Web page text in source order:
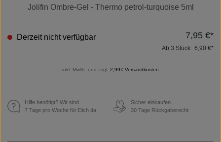
Jolifin Ombre-Gel - Thermo petrol-turquoise 5ml
Derzeit nicht verfügbar 7,95 €*
Ab 3 Stück: 6,90 €*
inkl. MwSt. und zzgl. 2,99€ Versandkosten
Hilfe benötigt? Wir sind
7 Tage pro Woche für Dich da.
€
Sicher einkaufen.
30 Tage Rückgaberecht